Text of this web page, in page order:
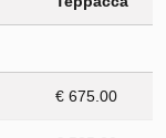
€ 675.00